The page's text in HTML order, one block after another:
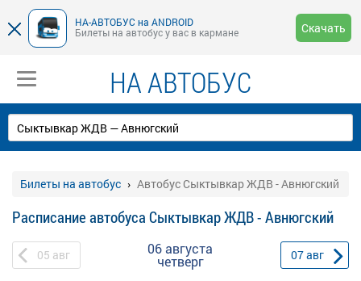
НА-АВТОБУС на ANDROID
Билеты на автобус у вас в кармане
Скачать
НА АВТОБУС
Билеты на автобус Автобус Сыктывкар ЖДВ - Авнюгский
Расписание автобуса Сыктывкар ЖДВ - Авнюгский
05 авг 06 августа
четверг 07авг